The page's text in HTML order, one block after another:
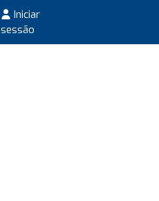
Iniciar
sessão